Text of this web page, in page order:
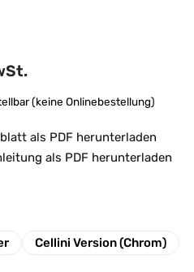
(keine Onlinebestellung)
als PDF herunterladen
als PDF herunterladen
Cellini Version (Chrom)